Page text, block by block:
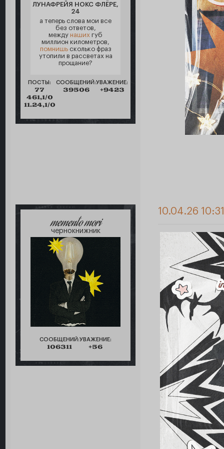
ЛУНАФРЕЙЯ НОКС ФЛЁРЕ,
24
а теперь слова мои все
без ответов,
между наших губ
миллион километров,
помнишьсколько фраз
утопили в рассветах на
прощание?
ПОСТЫ:
77
461,1/0
11.24,1/0
СООБЩЕНИЙ:
39506
УВАЖЕНИЕ:
+9423
memento mori
чернокнижник
СООБЩЕНИЙ:
106311
УВАЖЕНИЕ:
+56
10.04.26